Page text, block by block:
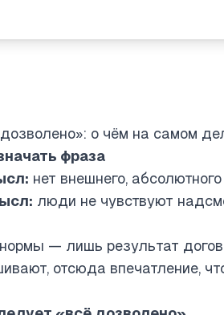
о чём на самом
фраза
нет внешнего,
люди не чувствуют
— лишь результат
отсюда впечатление,